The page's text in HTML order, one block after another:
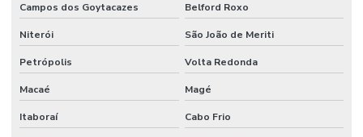
Campos dos Goytacazes Belford Roxo
Niterói São João de Meriti
Petrópolis Volta Redonda
Macaé Magé
Itaboraí Cabo Frio